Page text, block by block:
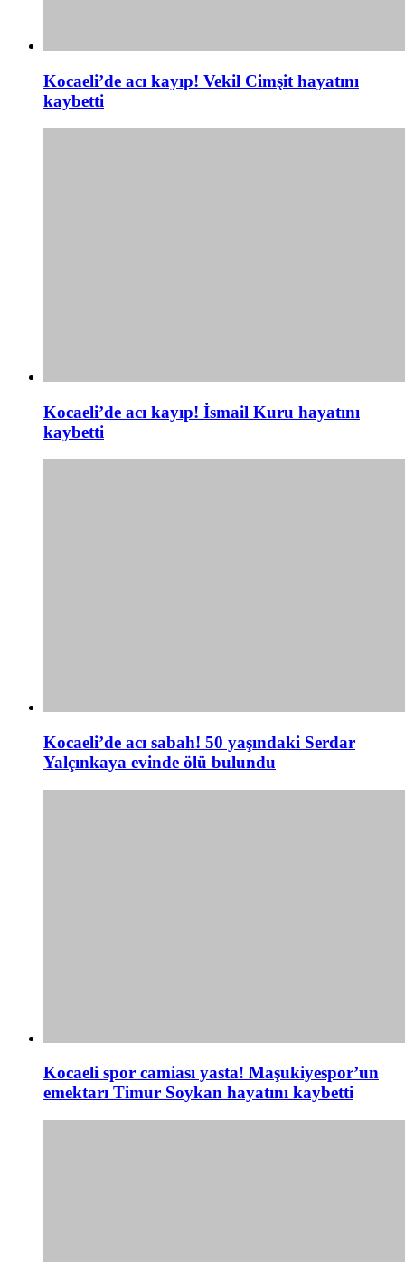
Kocaeli’de acı kayıp! Vekil Cimşit hayatını
kaybetti
Kocaeli’de acı kayıp! İsmail Kuru hayatını
kaybetti
Kocaeli’de acı sabah! 50 yaşındaki Serdar
Yalçınkaya evinde ölü bulundu
Kocaeli spor camiası yasta! Maşukiyespor’un
emektarı Timur Soykan hayatını kaybetti